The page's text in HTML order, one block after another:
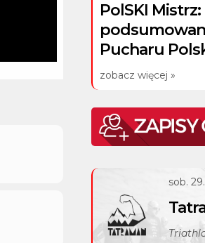
PolSKI
Pucharu
zobacz więcej »
sob.